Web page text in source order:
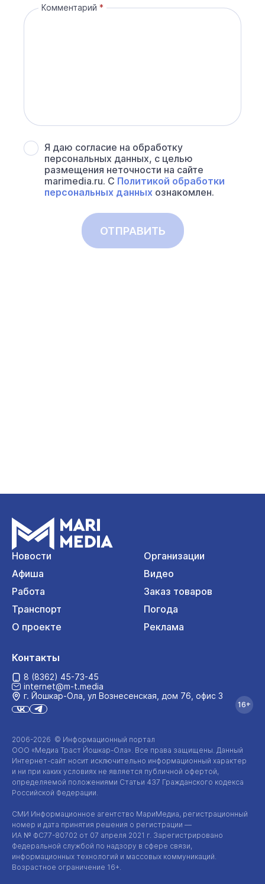
Комментарий
Я даю согласие на обработку
персональных данных, с целью
размещения неточности на сайте
marimedia.ru. С Политикой обработки
персональных данных ознакомлен.
ОТПРАВИТЬ
Новости
Организации
Афиша
Видео
Работа
Заказ товаров
Транспорт
Погода
О проекте
Реклама
2006-2026 © Информационный портал
ООО «Медиа Траст Йошкар-Ола». Все права защищены. Данный
Интернет-сайт носит исключительно информационный характер
и ни при каких условиях не является публичной офертой,
определяемой положениями Статьи 437 Гражданского кодекса
Российской Федерации.
СМИ Информационное агентство МариМедиа, регистрационный
номер и дата принятия решения о регистрации —
ИА № ФС77-80702 от 07 апреля 2021 г. Зарегистрировано
Федеральной службой по надзору в сфере связи,
информационных технологий и массовых коммуникаций.
Возрастное ограничение 16+.
Контакты
8 (8362) 45-73-45
internet@m-t.media
г. Йошкар‑Ола, ул Вознесенская, дом 76, офис 3
16+